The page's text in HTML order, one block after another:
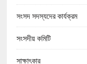
সংসদ সদস্যদের কার্যক্রম
সংসদীয় কমিটি
সাক্ষাৎকার